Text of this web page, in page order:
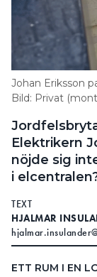
Search for:
Johan Eriksson
Bild: Privat
Elektrikern
nöjde sig
i
TEXT
HJALMAR
ETT RUM I EN